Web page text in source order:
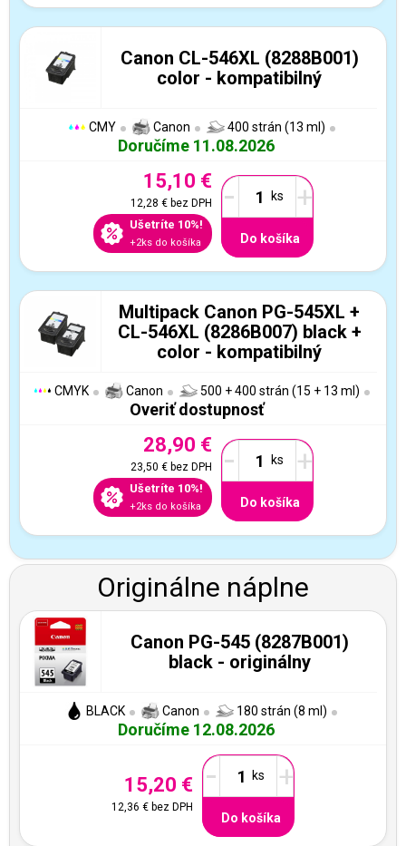
Canon CL-546XL (8288B001)
color - kompatibilný
CMY Canon 400 strán (13 ml)
Doručíme 11.08.2026
15,10 €
12,28 €bez DPH
Ušetríte 10%!
+2ks do košíka
- +
Do košíka
Multipack Canon PG-545XL +
CL-546XL (8286B007) black +
color - kompatibilný
CMYK Canon 500 + 400 strán (15 + 13 ml)
Overiť dostupnosť
28,90 €
23,50 €bez DPH
Ušetríte 10%!
+2ks do košíka
- +
Do košíka
Originálne náplne
Canon PG-545 (8287B001)
black - originálny
BLACK Canon 180 strán (8 ml)
Doručíme 12.08.2026
15,20 €
12,36 € bez DPH
- +
Do košíka